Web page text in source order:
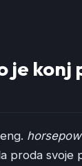
je konj
proda svoje